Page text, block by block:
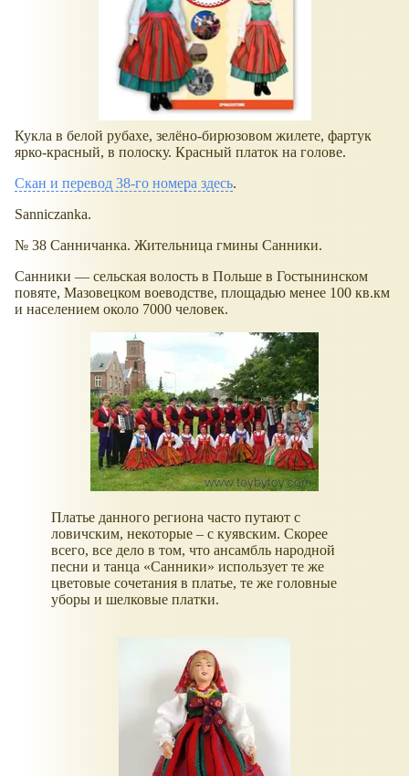
Кукла в белой рубахе, зелёно-бирюзовом жилете, фартук
ярко-красный, в полоску. Красный платок на голове.
Скан и перевод 38-го номера здесь.
Sanniczanka.
№ 38 Санничанка. Жительница гмины Санники.
Санники — сельская волость в Польше в Гостынинском
повяте, Мазовецком воеводстве, площадью менее 100 кв.км
и населением около 7000 человек.
Платье данного региона часто путают с
ловичским, некоторые – с куявским. Скорее
всего, все дело в том, что ансамбль народной
песни и танца
Санники
использует те же
цветовые сочетания в платье, те же головные
уборы и шелковые платки.